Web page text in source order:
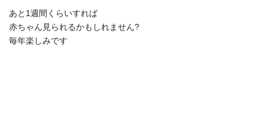
あと1週間くらいすれば
赤ちゃん見られるかもしれません?
毎年楽しみです